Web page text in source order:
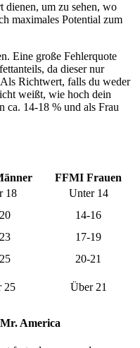
um zu sehen, wo
maximales Potential zum
Eine große Fehlerquote
da dieser nur
Richtwert, falls du weder
weißt, wie hoch dein
ca. 14-18 % und als Frau
FFMI Frauen
18
Unter 14
14-16
17-19
20-21
25 Über 21
America